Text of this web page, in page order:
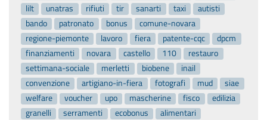
lilt
unatras rifiuti tir sanarti taxi
autisti
bando
patronato bonus
comune-novara
regione-piemonte
lavoro fiera patente-cqc
dpcm
finanziamenti
novara castello 110
restauro
settimana-sociale
merletti biobene
inail
convenzione
artigiano-in-fiera fotografi mud
siae
welfare
voucher upo mascherine fisco
edilizia
granelli
serramenti ecobonus
alimentari